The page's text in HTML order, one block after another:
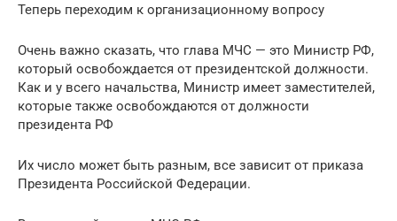
Теперь переходим к организационному вопросу
Очень важно сказать, что глава МЧС — это Министр РФ,
который освобождается от президентской должности.
Как и у всего начальства, Министр имеет заместителей,
которые также освобождаются от должности
президента РФ
Их число может быть разным, все зависит от приказа
Президента Российской Федерации.